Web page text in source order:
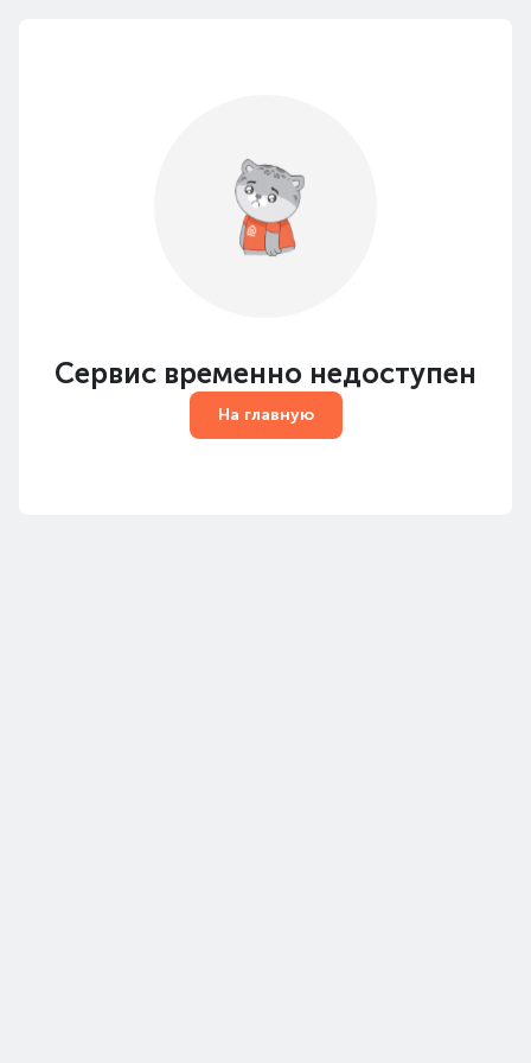
Сервис временно недоступен
На главную